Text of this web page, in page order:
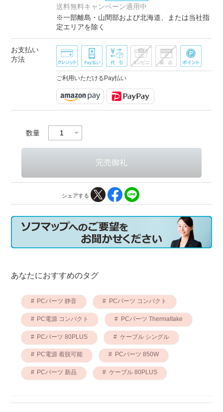
送料無料キャンペーン適用中
※一部離島・山間部および北海道、または当社指
定エリアを除く
お支払い
方法
ご利用いただけるPay払い
数量
シェアする
あなたにおすすめのタグ
PCパーツ 静音 PCパーツ コンパクト
PC電源 コンパクト PCパーツ Thermaltake
PCパーツ 80PLUS ケーブル シングル
PC電源 着脱可能 PCパーツ 850W
PCパーツ 新品 ケーブル 80PLUS